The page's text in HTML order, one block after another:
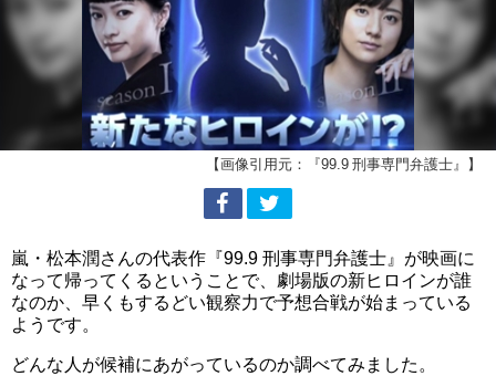
【画像引用元：『99.9 刑事専門弁護士』】
嵐・松本潤さんの代表作『99.9 刑事専門弁護士』が映画に
なって帰ってくるということで、劇場版の新ヒロインが誰
なのか、早くもするどい観察力で予想合戦が始まっている
ようです。
どんな人が候補にあがっているのか調べてみました。